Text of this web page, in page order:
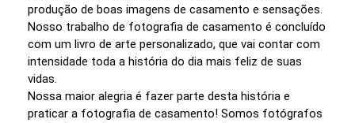
produção de boas imagens de casamento e sensações.
Nosso trabalho de fotografia de casamento é concluído
com um livro de arte personalizado, que vai contar com
intensidade toda a história do dia mais feliz de suas
vidas.
Nossa maior alegria é fazer parte desta história e
praticar a fotografia de casamento! Somos fotógrafos